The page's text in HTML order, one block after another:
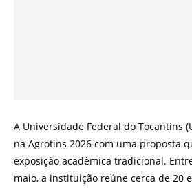
A Universidade Federal do Tocantins
na Agrotins 2026 com uma proposta
exposição acadêmica tradicional.
maio, a instituição reúne cerca de 20